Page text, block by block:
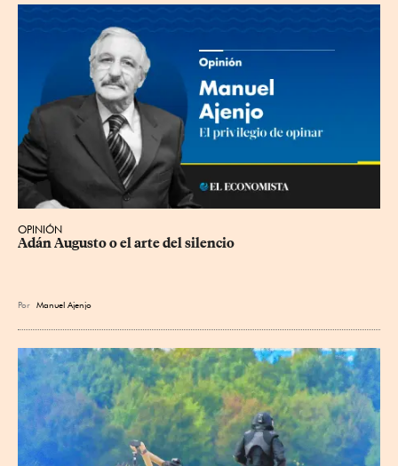
OPINIÓN
Adán Augusto o el arte del silencio
Por Manuel Ajenjo